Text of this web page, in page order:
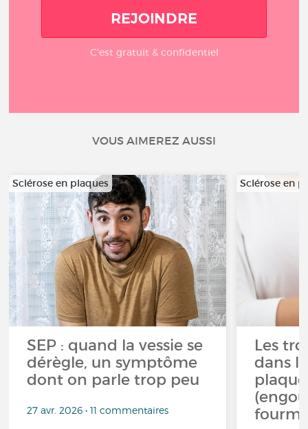
REJOINDRE
C'est gratuit & confidentiel
VOUS AIMEREZ AUSSI
Sclérose en plaques
SEP : quand la vessie se
dérègle, un symptôme
dont on parle trop peu
27 avr. 2026 • 11 commentaires
Sclérose en
Les
dans